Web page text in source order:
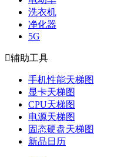
洗衣机
净化器
5G
辅助工具
手机性能天梯图
显卡天梯图
CPU天梯图
电源天梯图
固态硬盘天梯图
新品日历